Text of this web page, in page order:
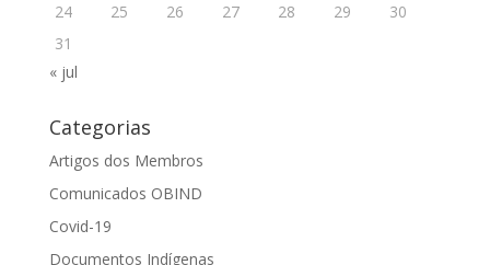
24
25 26 27 28 29
30
31
« jul
Categorias
Artigos dos Membros
Comunicados OBIND
Covid-19
Documentos Indígenas